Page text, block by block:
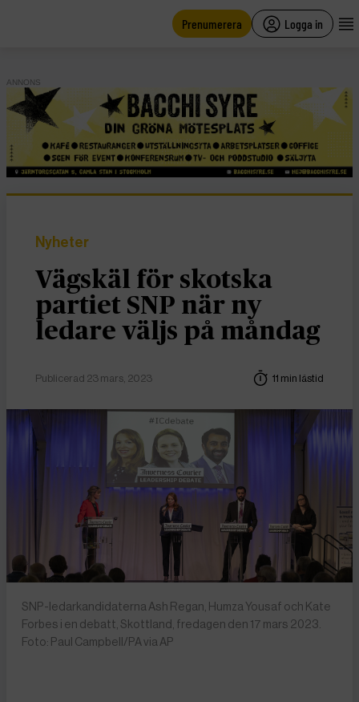
Prenumerera Logga in
ANNONS
Nyheter
Vägskäl för skotska
partiet SNP när ny
ledare väljs på måndag
Publicerad 23 mars, 2023 11 min lästid
SNP-ledarkandidaterna Ash Regan, Humza Yousaf och Kate
Forbes i en debatt, Skottland, fredagen den 17 mars 2023.
Foto: Paul Campbell/PA via AP